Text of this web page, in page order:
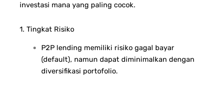
investasi mana yang paling cocok.
1. Tingkat Risiko
P2P lending memiliki risiko gagal bayar
(default), namun dapat diminimalkan dengan
diversifikasi portofolio.